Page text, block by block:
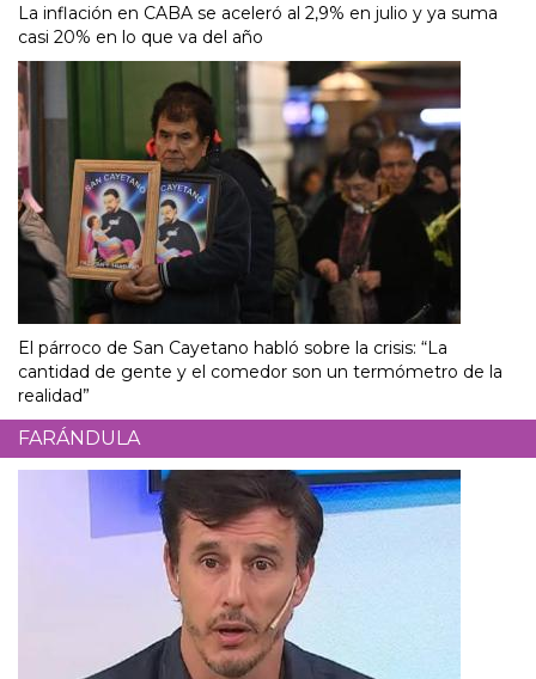
La inflación en CABA se aceleró al 2,9% en julio y ya suma
casi 20% en lo que va del año
El párroco de San Cayetano habló sobre la crisis: “La
cantidad de gente y el comedor son un termómetro de la
realidad”
FARÁNDULA